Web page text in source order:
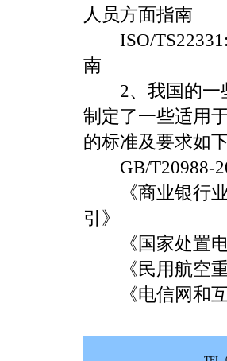
人员方面指南
ISO/
南
2、我国的一些
制定了一些适用
的标准及要求如下
GB/T20988-
《商业银行业
引》
《国家处置电
《民用航空重
《电信网和互